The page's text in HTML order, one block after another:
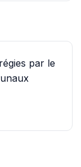
par le